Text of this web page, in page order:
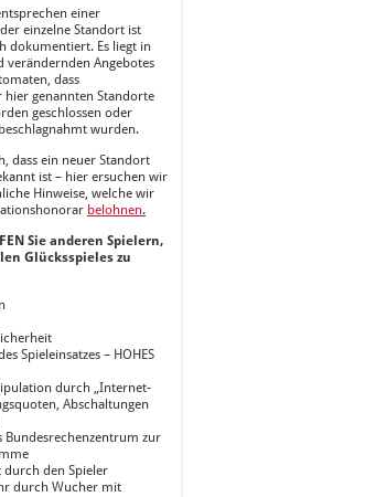
einer
einzelne Standort ist
dokumentiert. Es liegt in
verändernden Angebotes
dass
hier genannten Standorte
geschlossen oder
wurden.
dass ein neuer Standort
ist – hier ersuchen wir
Hinweise, welche wir
belohnen.
Sie anderen Spielern,
Glücksspieles zu
Spieleinsatzes – HOHES
durch „Internet-
Abschaltungen
Bundesrechenzentrum zur
durch den Spieler
durch Wucher mit